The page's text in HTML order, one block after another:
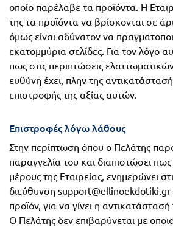
οποίο παρέλαβε τα προϊόντα. Η
της τα προϊόντα να βρίσκονται σε
όμως είναι αδύνατον να
εκατομμύρια σελίδες. Για τον λόγο
πως στις περιπτώσεις
ευθύνη έχει, πλην της
επιστροφής της αξίας αυτών.
Επιστροφές λόγω λάθους
Στην περίπτωση όπου ο Πελάτης
παραγγελία του και διαπιστώσει πως
μέρους της Εταιρείας, ενημερώνει
διεύθυνση support@ellinoekdotiki.gr
προϊόν, για να γίνει η αντικατάστασή
Ο Πελάτης δεν επιβαρύνεται με